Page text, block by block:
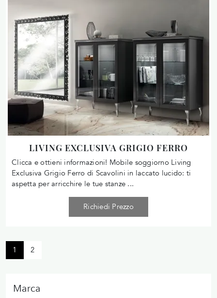
LIVING EXCLUSIVA GRIGIO FERRO
Clicca e ottieni informazioni! Mobile soggiorno Living
Exclusiva Grigio Ferro di Scavolini in laccato lucido: ti
aspetta per arricchire le tue stanze ...
Richiedi Prezzo
1 2
Marca